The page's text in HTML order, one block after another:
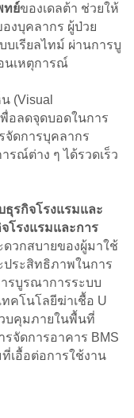
ทย์ของเดลต้า ช่วยให้
งบุคลากร ผู้ป่วย
เรียลไทม์ ผ่านการบู
นเหตุการณ์
(Visual
พื่อลดจุดบอดในการ
จัดการบุคลากร
ณ์ต่าง ๆ ได้รวดเร็ว
รกิจโรงแรมและ
โรงแรมและการ
วกสบายของผู้มาใช้
ประสิทธิภาพในการ
รบูรณาการระบบ
คโนโลยีฆ่าเชื้อ U
บคุมภายในพื้นที่
รจัดการอาคาร BMS
เอื้อต่อการใช้งาน